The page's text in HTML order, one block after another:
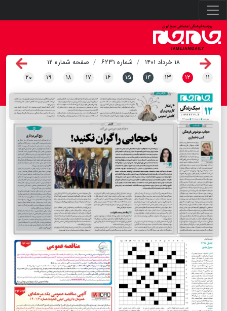
۱۸ خرداد ۱۴۰۱ شماره ۶۲۳۱
صفحه شماره ۱۲
۱۱ ۱۲ ۱۳ ۱۴ ۱۵ ۱۶ ۱۷ ۱۸ ۱۹ ۲۰